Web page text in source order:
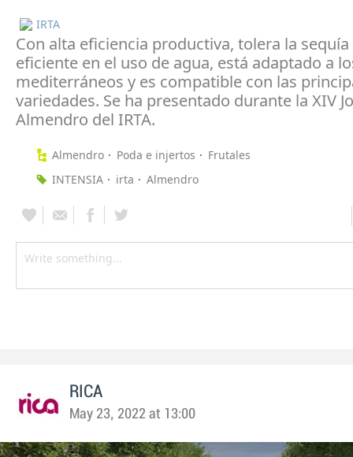
IRTA
Con alta eficiencia productiva, tolera la sequía
eficiente en el uso de agua, está adaptado a
mediterráneos y es compatible con las
variedades. Se ha presentado durante la XIV
Almendro del IRTA.
Almendro Poda e injertos
Frutales
INTENSIA
irta Almendro
RICA
May 23, 2022 at 13:00